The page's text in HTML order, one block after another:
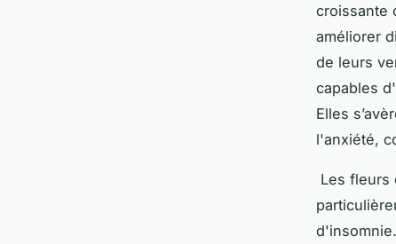
croissante
améliorer
de leurs
capables
Elles
l'anxiété,
Les fleurs